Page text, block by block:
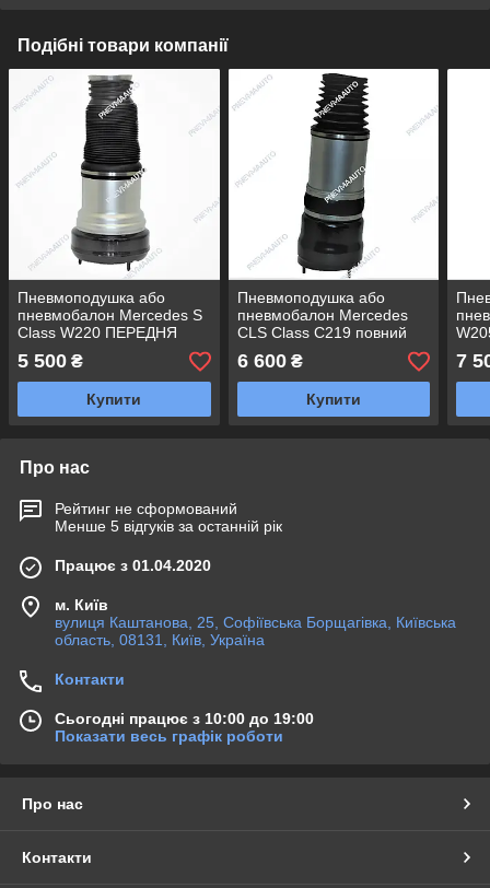
Подібні товари компанії
Пневмоподушка або
пневмобалон Mercedes S
Class W220 ПЕРЕДНЯ
ЛАВА
5 500 ₴
Купити
Пневмоподушка або
пневмобалон Mercedes
CLS Class C219 повний
привод ПЕРЕДНЯ ЛАВА
6 600₴
Купити
7
Про нас
Рейтинг не сформований
Менше 5 відгуків за останній рік
Працює з 01.04.2020
м. Київ
вулиця Каштанова, 25, Софіївська Борщагівка, Київська
область, 08131, Київ, Україна
Контакти
Сьогодні працює з 10:00 до 19:00
Показати весь графік роботи
Про нас
Контакти